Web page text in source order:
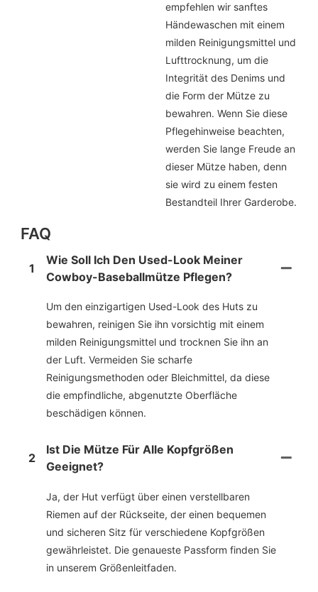
empfehlen wir sanftes
Händewaschen mit einem
milden Reinigungsmittel und
Lufttrocknung, um die
Integrität des Denims und
die Form der Mütze zu
bewahren. Wenn Sie diese
Pflegehinweise beachten,
werden Sie lange Freude an
dieser Mütze haben, denn
sie wird zu einem festen
Bestandteil Ihrer Garderobe.
FAQ
1
Wie Soll Ich Den Used-Look Meiner
Cowboy-Baseballmütze Pflegen?
Um den einzigartigen Used-Look des Huts zu
bewahren, reinigen Sie ihn vorsichtig mit einem
milden Reinigungsmittel und trocknen Sie ihn an
der Luft. Vermeiden Sie scharfe
Reinigungsmethoden oder Bleichmittel, da diese
die empfindliche, abgenutzte Oberfläche
beschädigen können.
2
Ist Die Mütze Für Alle Kopfgrößen
Geeignet?
Ja, der Hut verfügt über einen verstellbaren
Riemen auf der Rückseite, der einen bequemen
und sicheren Sitz für verschiedene Kopfgrößen
gewährleistet. Die genaueste Passform finden Sie
in unserem Größenleitfaden.